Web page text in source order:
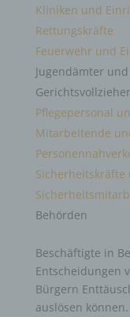
Kliniken und
Rettungskräfte
Feuerwehr und
Jugendämter
Pflegepersonal
Mitarbeitende
Sicherheitskräfte
Behörden
Beschäftigte in
Entscheidungen
Bürgern
auslösen